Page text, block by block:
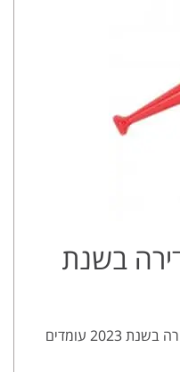
בשנת
מאחורי השאלה האם כדאי לקנות דירה בשנת 2023 עומדים